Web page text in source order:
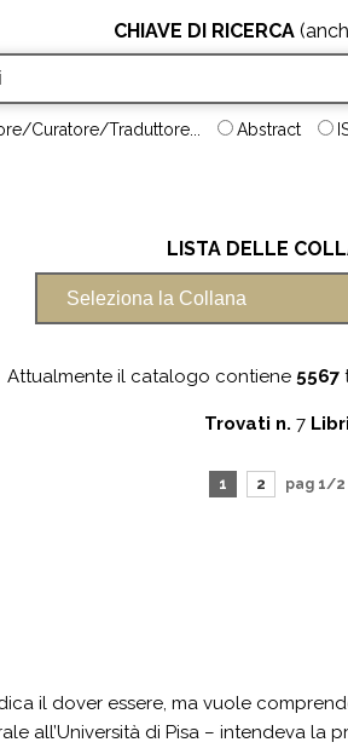
CHIAVE DI RICERCA
Curatore/Traduttore... Abstract
LISTA DELLE
Attualmente il catalogo contiene 5567
Trovati n. 7Libri
1 2 pag 1/2
il dover essere, ma vuole
all’Università di Pisa – intendeva la